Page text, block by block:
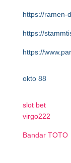
https://ramen-
https://
https://
okto 88
slot bet
virgo222
Bandar TOTO